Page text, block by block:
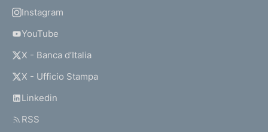
Instagram
YouTube
X - Banca d’Italia
X - Ufficio Stampa
Linkedin
RSS